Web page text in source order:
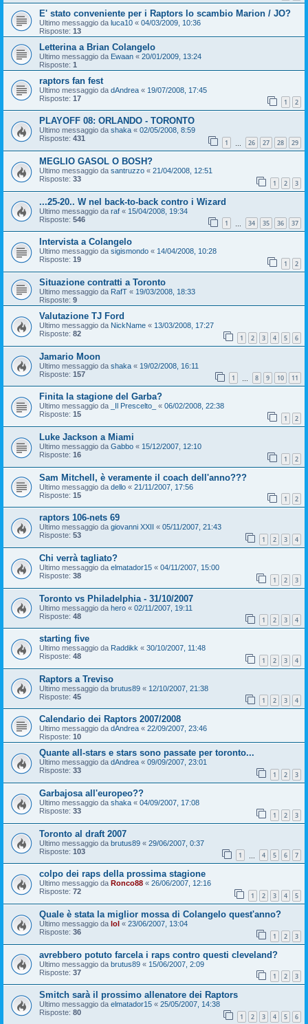
E' stato conveniente per i Raptors lo scambio Marion / JO?
Ultimo messaggio da luca10 « 04/03/2009, 10:36
Risposte: 13
Letterina a Brian Colangelo
Ultimo messaggio da Ewaan « 20/01/2009, 13:24
Risposte: 1
raptors fan fest
Ultimo messaggio da dAndrea « 19/07/2008, 17:45
Risposte: 17 1 2
PLAYOFF 08: ORLANDO - TORONTO
Ultimo messaggio da shaka « 02/05/2008, 8:59
Risposte: 431 1 26 27 28 29
MEGLIO GASOL O BOSH?
Ultimo messaggio da santruzzo « 21/04/2008, 12:51
Risposte: 33 1 2 3
...25-20.. W nel back-to-back contro i Wizard
Ultimo messaggio da raf « 15/04/2008, 19:34
Risposte: 546 1 34 35 36 37
Intervista a Colangelo
Ultimo messaggio da sigismondo « 14/04/2008, 10:28
Risposte: 19 1 2
Situazione contratti a Toronto
Ultimo messaggio da RafT « 19/03/2008, 18:33
Risposte: 9
Valutazione TJ Ford
Ultimo messaggio da NickName « 13/03/2008, 17:27
Risposte: 82 1 2 3 4 5 6
Jamario Moon
Ultimo messaggio da shaka « 19/02/2008, 16:11
Risposte: 157 1 8 9 10 11
Finita la stagione del Garba?
Ultimo messaggio da _Il Prescelto_ « 06/02/2008, 22:38
Risposte: 15 1 2
Luke Jackson a Miami
Ultimo messaggio da Gabbo « 15/12/2007, 12:10
Risposte: 16 1 2
Sam Mitchell, è veramente il coach dell'anno???
Ultimo messaggio da dello « 21/11/2007, 17:56
Risposte: 15 1 2
raptors 106-nets 69
Ultimo messaggio da giovanni XXII « 05/11/2007, 21:43
Risposte: 53 1 2 3 4
Chi verrà tagliato?
Ultimo messaggio da elmatador15 « 04/11/2007, 15:00
Risposte: 38 1 2 3
Toronto vs Philadelphia - 31/10/2007
Ultimo messaggio da hero « 02/11/2007, 19:11
Risposte: 48 1 2 3 4
starting five
Ultimo messaggio da Raddikk « 30/10/2007, 11:48
Risposte: 48 1 2 3 4
Raptors a Treviso
Ultimo messaggio da brutus89 « 12/10/2007, 21:38
Risposte: 45 1 2 3 4
Calendario dei Raptors 2007/2008
Ultimo messaggio da dAndrea « 22/09/2007, 23:46
Risposte: 10
Quante all-stars e stars sono passate per toronto...
Ultimo messaggio da dAndrea « 09/09/2007, 23:01
Risposte: 33 1 2 3
Garbajosa all'europeo??
Ultimo messaggio da shaka « 04/09/2007, 17:08
Risposte: 33 1 2 3
Toronto al draft 2007
Ultimo messaggio da brutus89 « 29/06/2007, 0:37
Risposte: 103 1 4 5 6 7
colpo dei raps della prossima stagione
Ultimo messaggio da Ronco88 « 26/06/2007, 12:16
Risposte: 72 1 2 3 4 5
Quale è stata la miglior mossa di Colangelo quest'anno?
Ultimo messaggio da lol « 23/06/2007, 13:04
Risposte: 36 1 2 3
avrebbero potuto farcela i raps contro questi cleveland?
Ultimo messaggio da brutus89 « 15/06/2007, 2:09
Risposte: 37 1 2 3
Smitch sarà il prossimo allenatore dei Raptors
Ultimo messaggio da elmatador15 « 25/05/2007, 14:38
Risposte: 80 1 2 3 4 5 6